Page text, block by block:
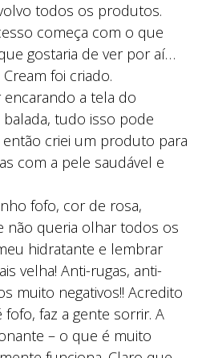
todos os produtos.
começa com o que
gostaria de ver por aí…
foi criado.
a tela do
tudo isso pode
criei um produto para
com a pele saudável e
fofo, cor de rosa,
não queria olhar todos os
hidratante e lembrar
velha! Anti-rugas, anti-
muito negativos!! Acredito
fofo, faz a gente sorrir. A
– o que é muito